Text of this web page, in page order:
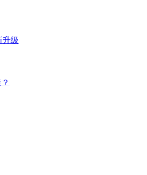
升级